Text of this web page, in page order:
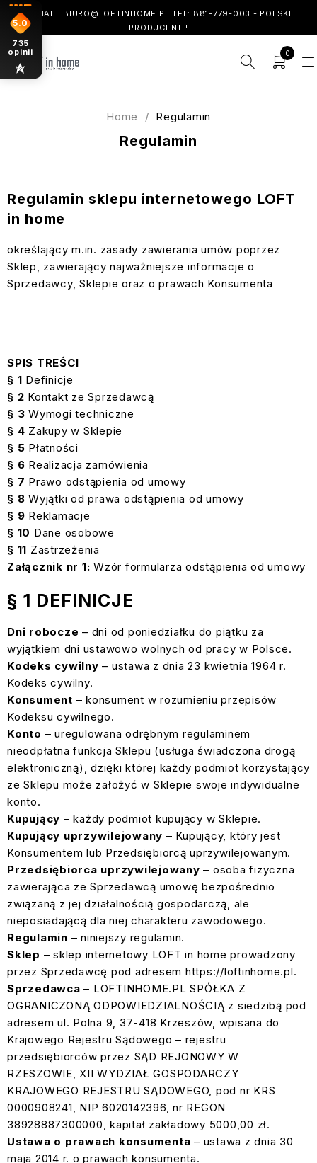
! EMAIL: BIURO@LOFTINHOME.PL TEL: 881-779-003 - POLSKI
PRODUCENT !
0
Regulamin
Home / Regulamin
Regulamin sklepu internetowego LOFT
in home
określający m.in. zasady zawierania umów poprzez
Sklep, zawierający najważniejsze informacje o
Sprzedawcy, Sklepie oraz o prawach Konsumenta
SPIS TREŚCI
§ 1 Definicje
§ 2 Kontakt ze Sprzedawcą
§ 3 Wymogi techniczne
§ 4 Zakupy w Sklepie
§ 5 Płatności
§ 6 Realizacja zamówienia
§ 7 Prawo odstąpienia od umowy
§ 8 Wyjątki od prawa odstąpienia od umowy
§ 9 Reklamacje
§ 10 Dane osobowe
§ 11 Zastrzeżenia
Załącznik nr 1: Wzór formularza odstąpienia od umowy
§ 1 DEFINICJE
Dni robocze – dni od poniedziałku do piątku za
wyjątkiem dni ustawowo wolnych od pracy w Polsce.
Kodeks cywilny – ustawa z dnia 23 kwietnia 1964 r.
Kodeks cywilny.
Konsument – konsument w rozumieniu przepisów
Kodeksu cywilnego.
Konto – uregulowana odrębnym regulaminem
nieodpłatna funkcja Sklepu (usługa świadczona drogą
elektroniczną), dzięki której każdy podmiot korzystający
ze Sklepu może założyć w Sklepie swoje indywidualne
konto.
Kupujący – każdy podmiot kupujący w Sklepie.
Kupujący uprzywilejowany – Kupujący, który jest
Konsumentem lub Przedsiębiorcą uprzywilejowanym.
Przedsiębiorca uprzywilejowany – osoba fizyczna
zawierająca ze Sprzedawcą umowę bezpośrednio
związaną z jej działalnością gospodarczą, ale
nieposiadającą dla niej charakteru zawodowego.
Regulamin – niniejszy regulamin.
Sklep – sklep internetowy LOFT in home prowadzony
przez Sprzedawcę pod adresem https://loftinhome.pl.
Sprzedawca – LOFTINHOME.PL SPÓŁKA Z
OGRANICZONĄ ODPOWIEDZIALNOŚCIĄ z siedzibą pod
adresem ul. Polna 9, 37-418 Krzeszów, wpisana do
Krajowego Rejestru Sądowego – rejestru
przedsiębiorców przez SĄD REJONOWY W
RZESZOWIE, XII WYDZIAŁ GOSPODARCZY
KRAJOWEGO REJESTRU SĄDOWEGO, pod nr KRS
0000908241, NIP 6020142396, nr REGON
38928887300000, kapitał zakładowy 5000,00 zł.
Ustawa o prawach konsumenta – ustawa z dnia 30
maja 2014 r. o prawach konsumenta.
5.0
735
opinii